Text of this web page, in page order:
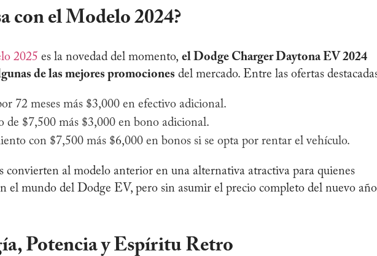
con el Modelo 2024?
2025 es la novedad del momento, el Dodge Charger Daytona EV 2024
de las mejores promociones del mercado. Entre las ofertas
72 meses más $3,000 en efectivo adicional.
de $7,500 más $3,000 en bono adicional.
con $7,500 más $6,000 en bonos si se opta por rentar el vehículo.
convierten al modelo anterior en una alternativa atractiva para quienes
el mundo del Dodge EV, pero sin asumir el precio completo del nuevo año
Potencia y Espíritu Retro